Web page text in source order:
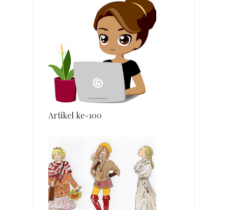
Artikel ke-100